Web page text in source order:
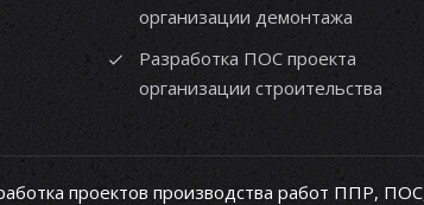
организации демонтажа
Разработка ПОС проекта
организации строительства
проектов производства работ ППР,